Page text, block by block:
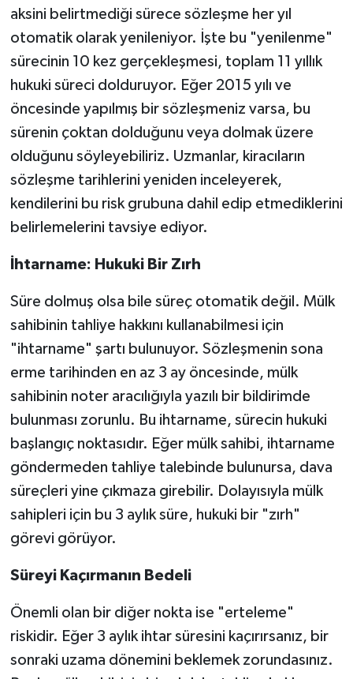
aksini belirtmediği sürece sözleşme her yıl
otomatik olarak yenileniyor. İşte bu "yenilenme"
sürecinin 10 kez gerçekleşmesi, toplam 11 yıllık
hukuki süreci dolduruyor. Eğer 2015 yılı ve
öncesinde yapılmış bir sözleşmeniz varsa, bu
sürenin çoktan dolduğunu veya dolmak üzere
olduğunu söyleyebiliriz. Uzmanlar, kiracıların
sözleşme tarihlerini yeniden inceleyerek,
kendilerini bu risk grubuna dahil edip etmediklerini
belirlemelerini tavsiye ediyor.
İhtarname: Hukuki Bir Zırh
Süre dolmuş olsa bile süreç otomatik değil. Mülk
sahibinin tahliye hakkını kullanabilmesi için
"ihtarname" şartı bulunuyor. Sözleşmenin sona
erme tarihinden en az 3 ay öncesinde, mülk
sahibinin noter aracılığıyla yazılı bir bildirimde
bulunması zorunlu. Bu ihtarname, sürecin hukuki
başlangıç noktasıdır. Eğer mülk sahibi, ihtarname
göndermeden tahliye talebinde bulunursa, dava
süreçleri yine çıkmaza girebilir. Dolayısıyla mülk
sahipleri için bu 3 aylık süre, hukuki bir "zırh"
görevi görüyor.
Süreyi Kaçırmanın Bedeli
Önemli olan bir diğer nokta ise "erteleme"
riskidir. Eğer 3 aylık ihtar süresini kaçırırsanız, bir
sonraki uzama dönemini beklemek zorundasınız.